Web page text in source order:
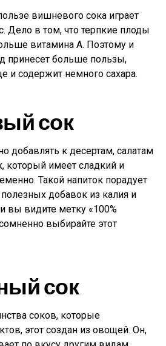
вишневого сока играет
Дело в том, что терпкие плоды
витамина А. Поэтому и
принесет больше пользы,
и содержит немного сахара.
сок
добавлять к десертам, салатам
который имеет сладкий и
Такой напиток порадует
добавок из калия и
вы видите метку «100%
выбирайте этот
сок
соков, которые
этот создан из овощей. Он,